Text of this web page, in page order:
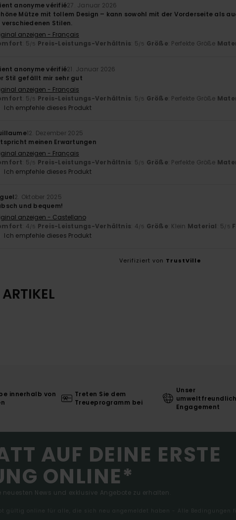
anonyme vérifié27. Januar 2026
Mütze mit tollem Design – kann sowohl mit der Vorderseite als
verschiedenen Stilen.
anzeigen - Français
: 5/5 Preis-Leistungs-Verhältnis: 5/5 Größe: Perfekte Größe
anonyme vérifié21. Januar 2026
Stil gefällt mir sehr gut
anzeigen - Français
: 5/5 Preis-Leistungs-Verhältnis: 5/5 Größe: Perfekte Größe
Ich empfehle dieses Produkt
12. Dezember 2025
meinen Erwartungen
anzeigen - Français
: 5/5 Preis-Leistungs-Verhältnis: 5/5 Größe: Perfekte Größe
Ich empfehle dieses Produkt
2. Oktober 2025
und bequem!
anzeigen - Castellano
: 4/5 Preis-Leistungs-Verhältnis: 4/5 Größe: Klein Material: 5/5
Ich empfehle dieses Produkt
Verifiziert von TrustVille
innerhalb von
Treten Sie dem
Treueprogramm bei
Unser
Engagement
AUF DEINE ERSTE
ONLINE*
News und exklusive Angebote zu erhalten.
gültig online für alle, die sich neu angemeldet haben - Alle Bedingungen